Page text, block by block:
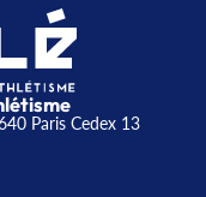
Paris Cedex 13